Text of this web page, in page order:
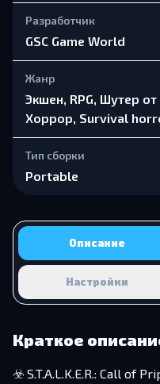
Разработчик
GSC Game World
Жанр
Экшен, RPG, Шутер
Хоррор, Survival
Тип сборки
Portable
Описание
Настройки
Краткое
☣️ S.T.A.L.K.E.R.: Call of